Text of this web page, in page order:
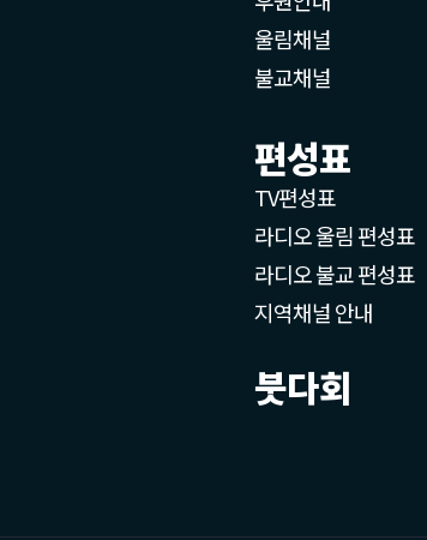
울림채널
불교채널
편성표
TV편성표
라디오 울림 편성표
라디오 불교 편성표
지역채널 안내
붓다회